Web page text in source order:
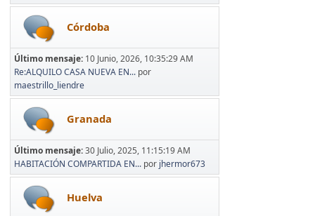
Córdoba
Último mensaje: 10 Junio, 2026, 10:35:29 AM
Re:ALQUILO CASA NUEVA EN... por
maestrillo_liendre
Granada
Último mensaje:30 Julio, 2025, 11:15:19 AM
HABITACIÓN COMPARTIDA EN... por jhermor673
Huelva